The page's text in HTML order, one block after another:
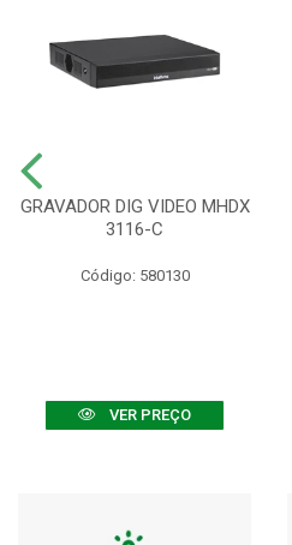
GRAVADOR DIG VIDEO MHDX
3116-C
Código: 580130
VER PREÇO